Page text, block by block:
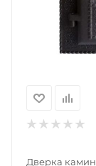
Дверка